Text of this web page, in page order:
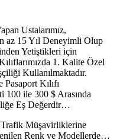
Ustalarımız,
az 15 Yıl Deneyimli Olup
Yetiştikleri için
1. Kalite Özel
Kullanılmaktadır.
Kılıfı
100 ile 300 $ Arasında
Eş Değerdir…
Müşavirliklerine
Renk ve Modellerde…